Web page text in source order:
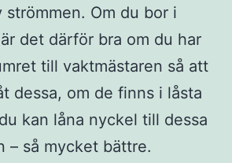
strömmen. Om du bor i
det därför bra om du har
till vaktmästaren så att
dessa, om de finns i låsta
kan låna nyckel till dessa
– så mycket bättre.